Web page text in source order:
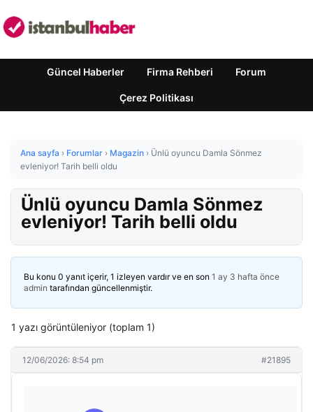
Güncel Haberler Firma Rehberi Forum
Çerez Politikası
Ana sayfa › Forumlar › Magazin › Ünlü oyuncu Damla Sönmez
evleniyor! Tarih belli oldu
Ünlü oyuncu Damla Sönmez
evleniyor! Tarih belli oldu
Bu konu 0 yanıt içerir, 1 izleyen vardır ve en son 1 ay 3 hafta önce
admin tarafından güncellenmiştir.
1 yazı görüntüleniyor (toplam 1)
12/06/2026: 8:54 pm #21895